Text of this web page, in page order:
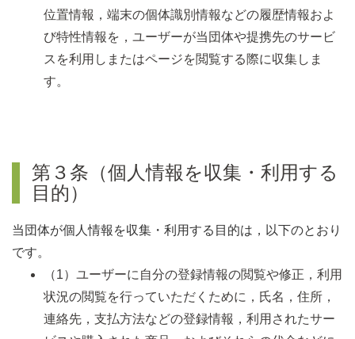
位置情報，端末の個体識別情報などの履歴情報およ
び特性情報を，ユーザーが当団体や提携先のサービ
スを利用しまたはページを閲覧する際に収集しま
す。
第３条（個人情報を収集・利用する
目的）
当団体が個人情報を収集・利用する目的は，以下のとおり
です。
（1）ユーザーに自分の登録情報の閲覧や修正，利用
状況の閲覧を行っていただくために，氏名，住所，
連絡先，支払方法などの登録情報，利用されたサー